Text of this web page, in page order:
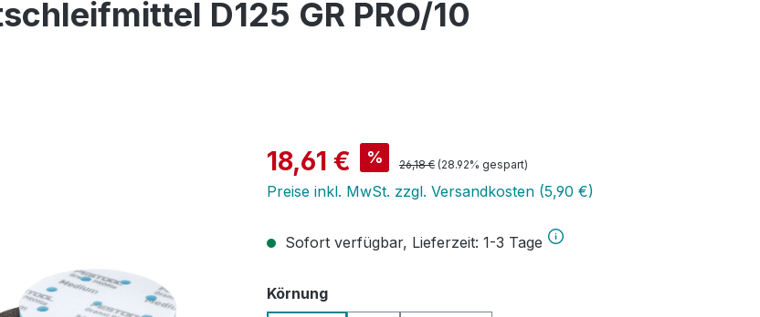
D125 GR PRO/10
Verkaufspreis:
18,61 € % Regulärer Preis:
26,18 € (28.92% gespart)
Preise inkl. MwSt. zzgl. Versandkosten (5,90 €)
Sofort verfügbar, Lieferzeit: 1-3 Tage
Körnungauswählen